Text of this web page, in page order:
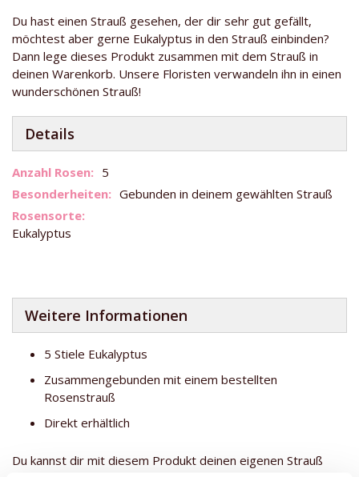
Du hast einen Strauß gesehen, der dir sehr gut gefällt,
möchtest aber gerne Eukalyptus in den Strauß einbinden?
Dann lege dieses Produkt zusammen mit dem Strauß in
deinen Warenkorb. Unsere Floristen verwandeln ihn in einen
wunderschönen Strauß!
Details
Weitere
Informationen
5
Gebunden in deinem gewählten Strauß
Eukalyptus
Weitere Informationen
5 Stiele Eukalyptus
Zusammengebunden mit einem bestellten
Rosenstrauß
Direkt erhältlich
Du kannst dir mit diesem Produkt deinen eigenen Strauß